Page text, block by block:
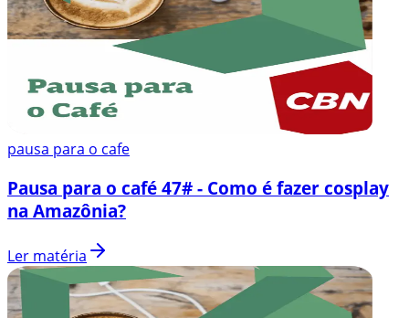
pausa para o cafe
Pausa para o café 47# - Como é fazer cosplay
na Amazônia?
Ler matéria